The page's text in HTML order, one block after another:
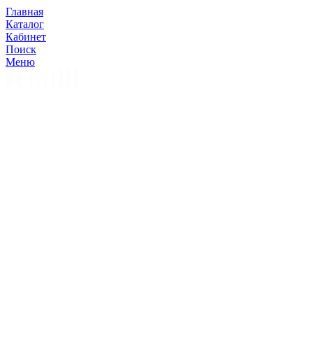
Главная
Каталог
Кабинет
Поиск
Меню